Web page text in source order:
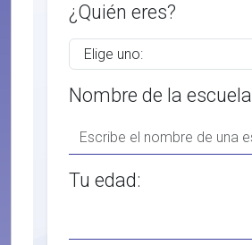
¿Quién eres?
Nombre de la escuela
Tu edad: